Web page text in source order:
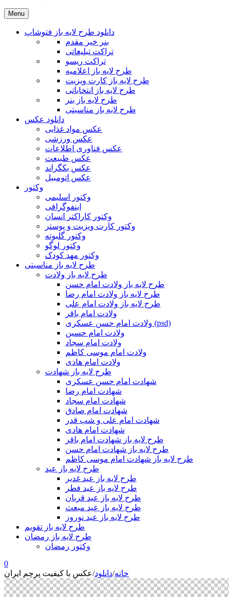
Menu
دانلود طرح لایه باز فتوشاپ
بنر خیر مقدم
تراکت تبلیغاتی
تراکت ریسو
طرح لایه باز اعلامیه
طرح لایه باز کارت ویزیت
طرح لایه باز انتخاباتی
طرح لایه باز بنر
طرح لایه باز مناسبتی
دانلود عکس
عکس مواد غذایی
عکس ورزشی
عکس فناوری اطلاعات
عکس طبیعت
عکس بکگراند
عکس اتومبیل
وکتور
وکتور اسلیمی
اینفوگرافی
وکتور کاراکتر انسان
وکتور کارت ویزیت و پوستر
وکتور گلبوته
وکتور لوگو
وکتور مهد کودک
طرح لایه باز مناسبتی
طرح لایه باز ولادت
طرح لایه باز ولادت امام حسن
طرح لایه باز ولادت امام رضا
طرح لایه باز ولادت امام علی
ولادت امام باقر
ولادت امام حسن عسکری (psd)
ولادت امام حسین
ولادت امام سجاد
ولادت امام موسی کاظم
ولادت امام هادی
طرح لایه باز شهادت
شهادت امام حسن عسکری
شهادت امام رضا
شهادت امام سجاد
شهادت امام صادق
شهادت امام علی و شب قدر
شهادت امام هادی
طرح لایه باز شهادت امام باقر
طرح لایه باز شهادت امام حسن
طرح لایه باز شهادت امام موسی کاظم
طرح لایه باز عید
طرح لایه باز عید غدیر
طرح لایه باز عید فطر
طرح لایه باز عید قربان
طرح لایه باز عید مبعث
طرح لایه باز عید نوروز
طرح لایه باز تقویم
طرح لایه باز رمضان
وکتور رمضان
0
خانه/دانلود/عکس با کیفیت پرچم ایران